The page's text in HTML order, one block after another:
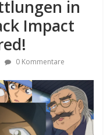
in
Impact
0 Kommentare